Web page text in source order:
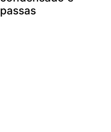
passas